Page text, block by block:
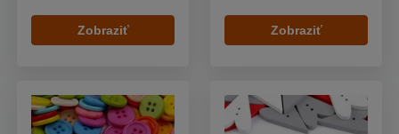
Zobraziť Zobraziť